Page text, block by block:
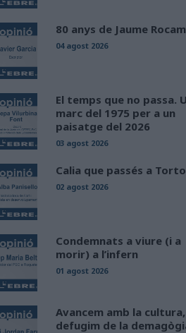
80 anys de Jaume
04 agost 2026
El temps que no passa.
marc del 1975 per a un
paisatge del 2026
03 agost 2026
Calia que passés a
02 agost 2026
Condemnats a viure (i a
morir) a l’infern
01 agost 2026
Avancem amb la cultura,
defugim de la